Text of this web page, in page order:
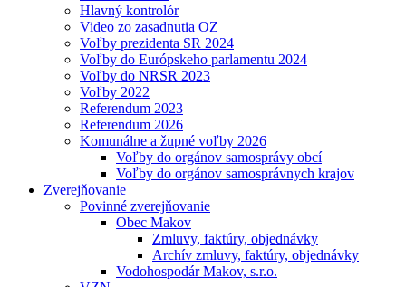
Hlavný kontrolór
Video zo zasadnutia OZ
Voľby prezidenta SR 2024
Voľby do Európskeho parlamentu 2024
Voľby do NRSR 2023
Voľby 2022
Referendum 2023
Referendum 2026
Komunálne a župné voľby 2026
Voľby do orgánov samosprávy obcí
Voľby do orgánov samosprávnych krajov
Zverejňovanie
Povinné zverejňovanie
Obec Makov
Zmluvy, faktúry, objednávky
Archív zmluvy, faktúry, objednávky
Vodohospodár Makov, s.r.o.